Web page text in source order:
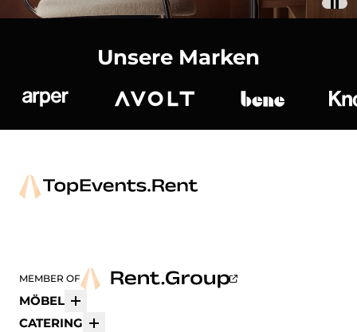
Unsere Marken
MEMBER OF
MÖBEL
CATERING